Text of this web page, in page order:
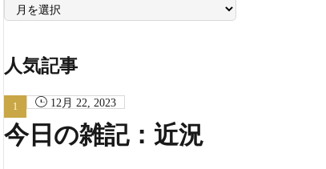
ア
イ
ブ
人気記事
12月 22, 2023
今日の雑記：近況